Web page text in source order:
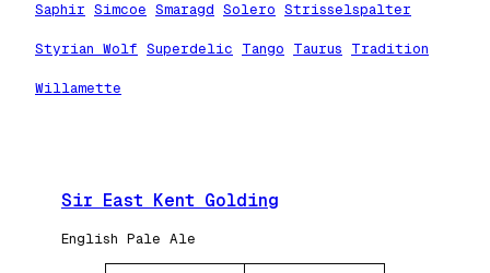
Saphir Simcoe Smaragd Solero Strisselspalter
Styrian Wolf Superdelic Tango Taurus Tradition
Willamette
Sir East Kent Golding
English Pale Ale